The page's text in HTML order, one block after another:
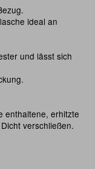
ideal an
und lässt sich
enthaltene, erhitzte
verschließen.